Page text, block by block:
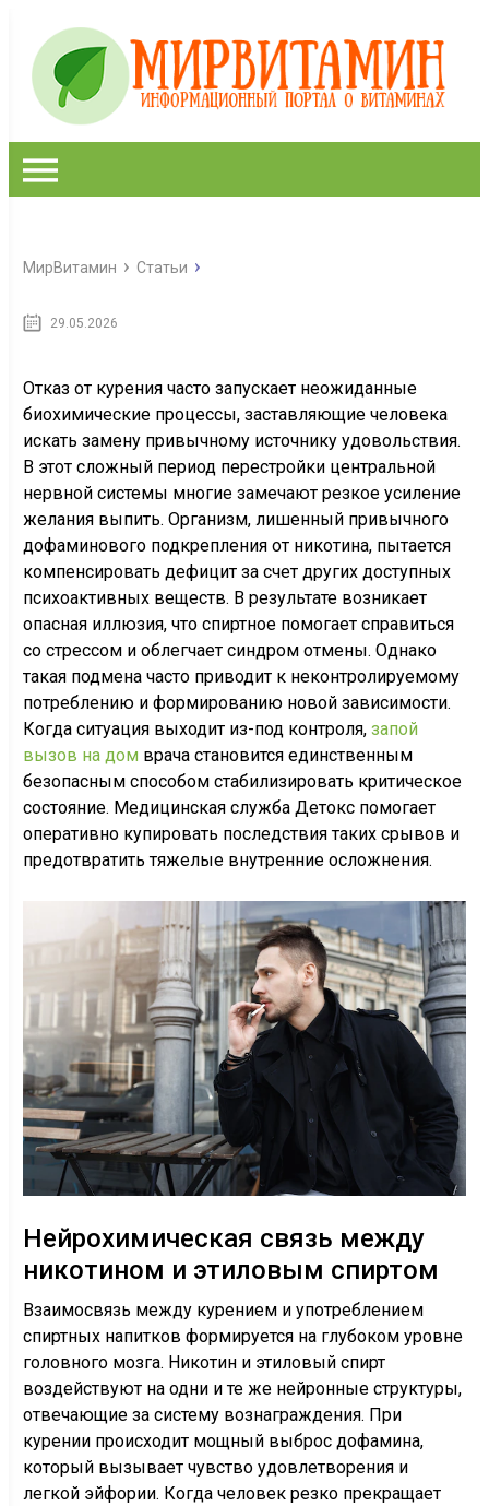
МирВитамин Статьи
29.05.2026Физиологические ловушки:
алкоголю
Отказ от курения часто запускает неожиданные
биохимические процессы, заставляющие человека
искать замену привычному источнику удовольствия.
В этот сложный период перестройки центральной
нервной системы многие замечают резкое усиление
желания выпить. Организм, лишенный привычного
дофаминового подкрепления от никотина, пытается
компенсировать дефицит за счет других доступных
психоактивных веществ. В результате возникает
опасная иллюзия, что спиртное помогает справиться
со стрессом и облегчает синдром отмены. Однако
такая подмена часто приводит к неконтролируемому
потреблению и формированию новой зависимости.
Когда ситуация выходит из-под контроля, запой
вызов на домврача становится единственным
безопасным способом стабилизировать критическое
состояние. Медицинская служба Детокс помогает
оперативно купировать последствия таких срывов и
предотвратить тяжелые внутренние осложнения.
Нейрохимическая связь между
никотином и этиловым спиртом
Взаимосвязь между курением и употреблением
спиртных напитков формируется на глубоком уровне
головного мозга. Никотин и этиловый спирт
воздействуют на одни и те же нейронные структуры,
отвечающие за систему вознаграждения. При
курении происходит мощный выброс дофамина,
который вызывает чувство удовлетворения и
легкой эйфории. Когда человек резко прекращает